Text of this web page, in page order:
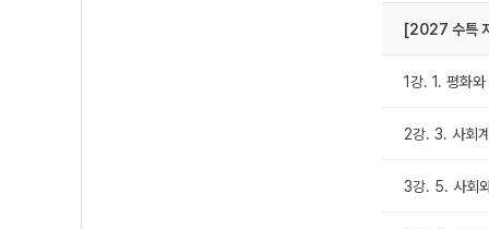
[2027 수특
1강. 1. 평화
2강. 3. 사회
3강. 5. 사회